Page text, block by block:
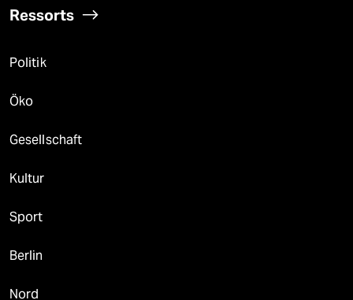
Ressorts
Politik
Öko
Gesellschaft
Kultur
Sport
Berlin
Nord